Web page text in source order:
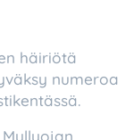
häiriötä
numeroa
Myllyojan